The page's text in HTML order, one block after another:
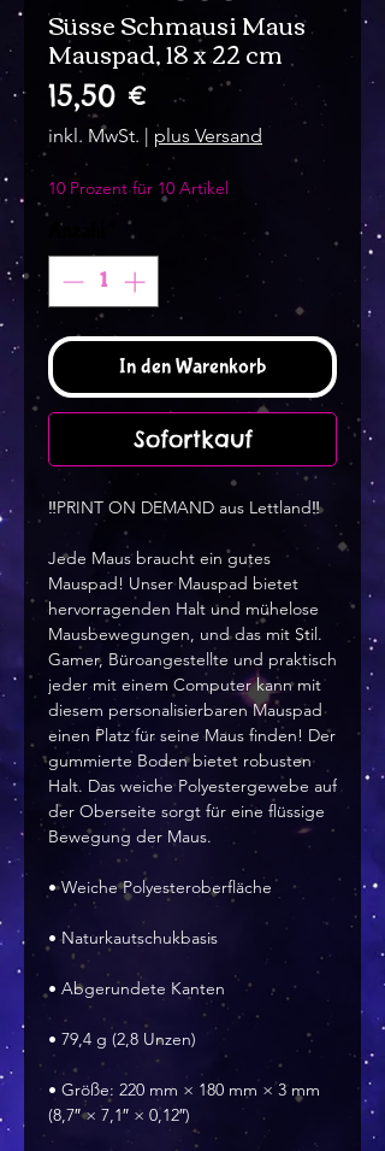
Süsse Schmausi Maus
Mauspad, 18 x 22 cm
15,50 €Preis
inkl. MwSt. | plus Versand
10 Prozent für 10 Artikel
Anzahl
In den Warenkorb
Sofortkauf
‼️PRINT ON DEMAND aus Lettland‼️
Jede Maus braucht ein gutes
Mauspad! Unser Mauspad bietet
hervorragenden Halt und mühelose
Mausbewegungen, und das mit Stil.
Gamer, Büroangestellte und praktisch
jeder mit einem Computer kann mit
diesem personalisierbaren Mauspad
einen Platz für seine Maus finden! Der
gummierte Boden bietet robusten
Halt. Das weiche Polyestergewebe auf
der Oberseite sorgt für eine flüssige
Bewegung der Maus.
• Weiche Polyesteroberfläche
• Naturkautschukbasis
• Abgerundete Kanten
• 79,4 g (2,8 Unzen)
• Größe: 220 mm × 180 mm × 3 mm
(8,7″ × 7,1″ × 0,12″)